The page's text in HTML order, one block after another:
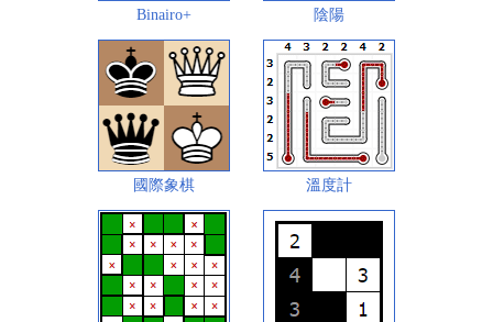
Binairo+ 陰陽
國際象棋 溫度計